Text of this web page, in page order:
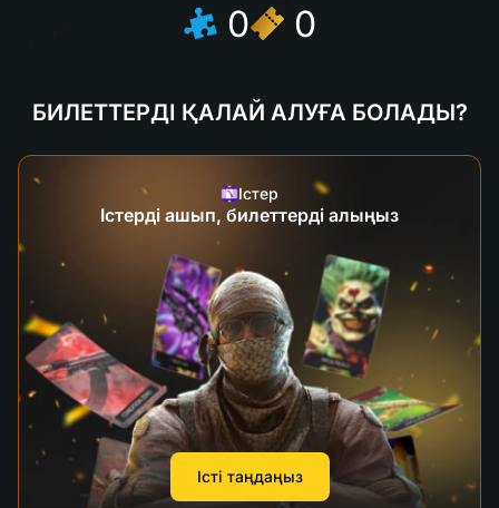
0 0
БИЛЕТТЕРДІ ҚАЛАЙ АЛУҒА БОЛАДЫ?
Істер
Істерді ашып, билеттерді алыңыз
Істі таңдаңыз